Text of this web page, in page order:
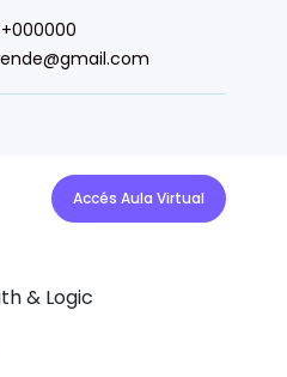
+000000
Accés Aula Virtual
& Logic